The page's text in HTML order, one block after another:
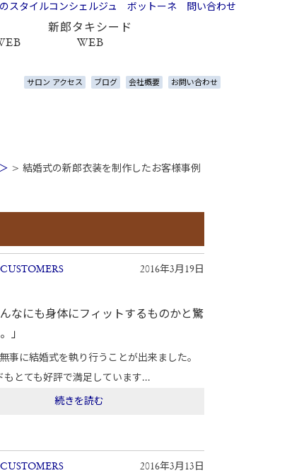
新郎タキシード
WEB
サロン アクセス ブログ 会社概要 お問い合わせ
> 結婚式の新郎衣装を制作したお客様事例
2016年3月19日
なにも身体にフィットするものかと驚
」
事に結婚式を執り行うことが出来ました。
もとても好評で満足しています...
続きを読む
2016年3月13日